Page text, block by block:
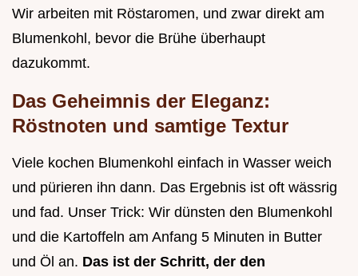
Wir arbeiten mit Röstaromen, und zwar direkt am
Blumenkohl, bevor die Brühe überhaupt
dazukommt.
Das Geheimnis der Eleganz:
Röstnoten und samtige Textur
Viele kochen Blumenkohl einfach in Wasser weich
und pürieren ihn dann. Das Ergebnis ist oft wässrig
und fad. Unser Trick: Wir dünsten den Blumenkohl
und die Kartoffeln am Anfang 5 Minuten in Butter
und Öl an. Das ist der Schritt, der den